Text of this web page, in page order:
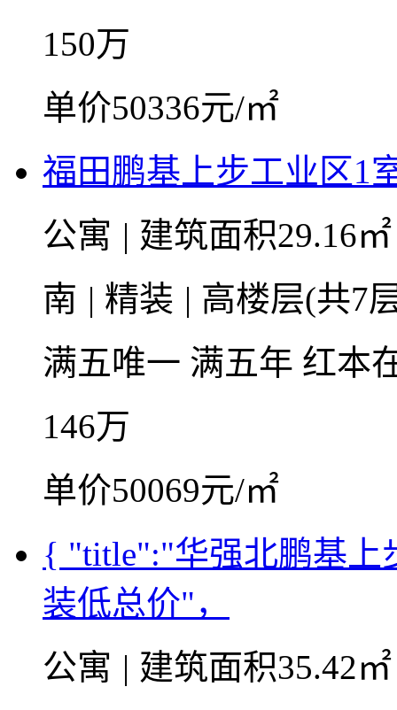
150万
单价50336元/㎡
福田鹏基上步工业区1
公寓 | 建筑面积29.16
南 | 精装 | 高楼层(共7
满五唯一 满五年 红本
146万
单价50069元/㎡
{ "title":"华强北鹏基上
装低总价"，
公寓 | 建筑面积35.42